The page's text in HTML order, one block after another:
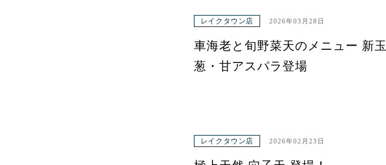
レイクタウン店 2026年03月28日
車海老と旬野菜天のメニュー 新玉
葱・甘アスパラ登場
レイクタウン店 2026年02月23日